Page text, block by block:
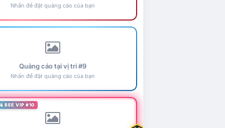
Nhấn để đặt quảng cáo của bạn
Quảng cáo tại vị trí #9
Nhấn để đặt quảng cáo của bạn
BEE VIP #10